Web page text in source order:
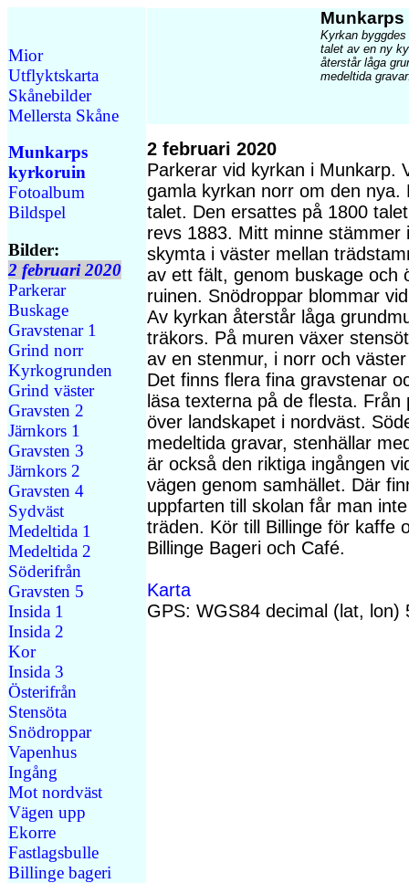
Mior
Utflyktskarta
Skånebilder
Mellersta Skåne
Munkarps
kyrkoruin
Fotoalbum
Bildspel
Bilder:
2 februari 2020
Parkerar
Buskage
Gravstenar 1
Grind norr
Kyrkogrunden
Grind väster
Gravsten 2
Järnkors 1
Gravsten 3
Järnkors 2
Gravsten 4
Sydväst
Medeltida 1
Medeltida 2
Söderifrån
Gravsten 5
Insida 1
Insida 2
Kor
Insida 3
Österifrån
Stensöta
Snödroppar
Vapenhus
Ingång
Mot nordväst
Vägen upp
Ekorre
Fastlagsbulle
Billinge bageri
Kyrkan
talet av en ny
återstår låga
medeltida
2 februari 2020
Parkerar vid kyrkan i Munkarp.
gamla kyrkan norr om den nya.
talet. Den ersattes på 1800
revs 1883. Mitt minne stämmer
skymta i väster mellan
av ett fält, genom buskage och
ruinen. Snödroppar blommar
Av kyrkan återstår låga
träkors. På muren växer
av en stenmur, i norr och
Det finns flera fina gravstenar
läsa texterna på de flesta.
över landskapet i nordväst.
medeltida gravar, stenhällar
är också den riktiga ingången
vägen genom samhället. Där
uppfarten till skolan får man
träden. Kör till Billinge för kaffe
Billinge Bageri och Café.
Karta
GPS: WGS84 decimal (lat, lon)